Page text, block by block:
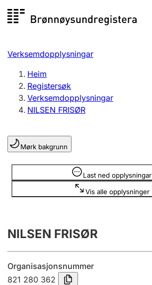
til
Registersøk
Aksjeselskap
Enkeltpersonføretak
Registrere, endre, slette
Lag og foreining
Registrere, endre, slette
Årsrekneskap
Innsending og forseinkingsgebyr
Verksemdopplysningar
Heim
Registersøk
Verksemdopplysningar
NILSEN FRISØR
Mørk bakgrunn
Last ned opplysningar
Vis alle opplysninger
Opplysninger er skjult
NILSEN FRISØR
Organisasjonsnummer
821 280 362